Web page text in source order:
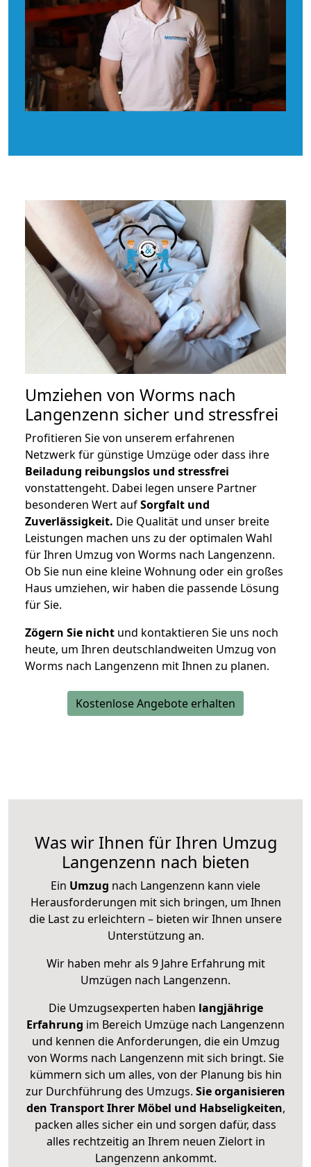
Umziehen von Worms nach
Langenzenn sicher und stressfrei
Profitieren Sie von unserem erfahrenen
Netzwerk für günstige Umzüge oder dass ihre
Beiladung reibungslos und stressfrei
vonstattengeht. Dabei legen unsere Partner
besonderen Wert aufSorgfalt und
Zuverlässigkeit. Die Qualität und unser breite
Leistungen machen uns zu der optimalen Wahl
für Ihren Umzug von Worms nach Langenzenn.
Ob Sie nun eine kleine Wohnung oder ein großes
Haus umziehen, wir haben die passende Lösung
für Sie.
Zögern Sie nicht und kontaktieren Sie uns noch
heute, um Ihren deutschlandweiten Umzug von
Worms nach Langenzenn mit Ihnen zu planen.
Kostenlose Angebote erhalten
Was wir Ihnen für Ihren Umzug
Langenzenn nach bieten
Ein Umzug nach Langenzenn kann viele
Herausforderungen mit sich bringen, um Ihnen
die Last zu erleichtern – bieten wir Ihnen unsere
Unterstützung an.
Wir haben mehr als 9 Jahre Erfahrung mit
Umzügen nach Langenzenn.
Die Umzugsexperten haben langjährige
Erfahrung im Bereich Umzüge nach Langenzenn
und kennen die Anforderungen, die ein Umzug
von Worms nach Langenzenn mit sich bringt. Sie
kümmern sich um alles, von der Planung bis hin
zur Durchführung des Umzugs. Sie organisieren
den Transport Ihrer Möbel und Habseligkeiten,
packen alles sicher ein und sorgen dafür, dass
alles rechtzeitig an Ihrem neuen Zielort in
Langenzenn ankommt.